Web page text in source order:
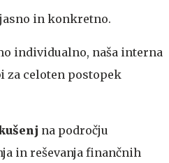
in konkretno.
individualno, naša interna
za celoten postopek
na področju
in reševanja finančnih